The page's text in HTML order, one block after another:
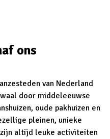
ons
van Nederland
door middeleeuwse
oude pakhuizen en
pleinen, unieke
altijd leuke activiteiten